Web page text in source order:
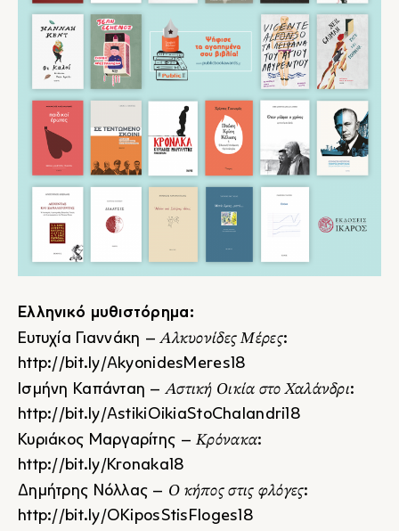
Ελληνικό μυθιστόρημα:
Ευτυχία Γιαννάκη –Αλκυονίδες Μέρες:
http://bit.ly/AkyonidesMeres18
Ισμήνη Καπάνταη –Αστική Οικία στο Χαλάνδρι:
http://bit.ly/AstikiOikiaStoChalandri18
Κυριάκος Μαργαρίτης –Κρόνακα:
http://bit.ly/Kronaka18
Δημήτρης Νόλλας – Ο κήπος στις φλόγες:
http://bit.ly/OKiposStisFloges18